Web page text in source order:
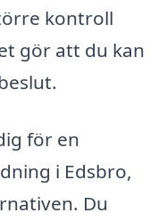
kontroll
gör att du kan
för en
i Edsbro,
Du